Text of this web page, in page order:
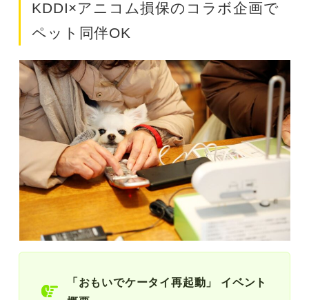
KDDI×アニコム損保のコラボ企画で
ペット同伴OK
「おもいでケータイ再起動」 イベント